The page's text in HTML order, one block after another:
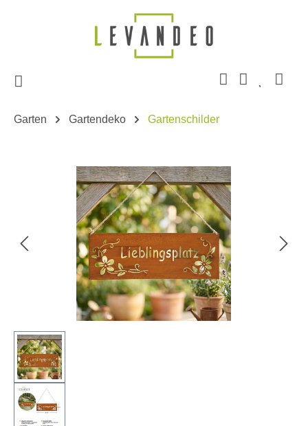
Zum Hauptinhalt springen
Garten Gartendeko Gartenschilder
Bildergalerie überspringen